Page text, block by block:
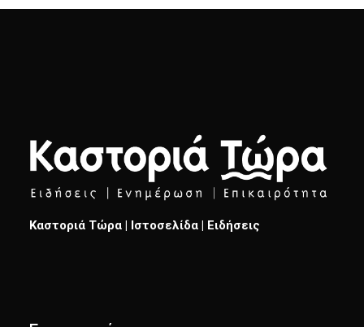
Καστοριά Τώρα | Ιστοσελίδα | Ειδήσεις